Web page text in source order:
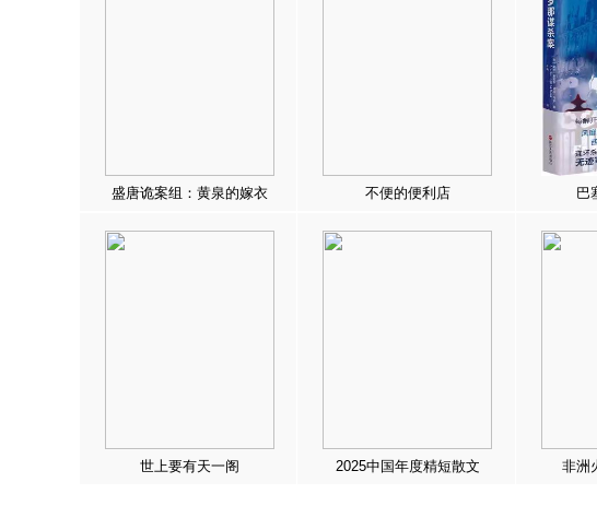
盛唐诡案组：黄泉的嫁衣 不便的便利店 巴
世上要有天一阁 2025中国年度精短散文 非洲